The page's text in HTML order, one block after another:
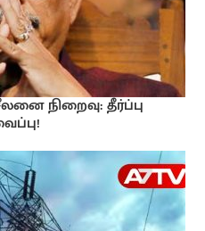
நிறைவு: தீர்ப்பு